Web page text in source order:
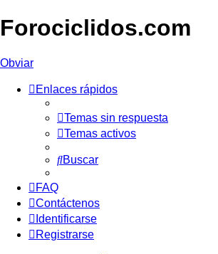
Forociclidos.com
Obviar
Enlaces rápidos
Temas sin respuesta
Temas activos
Buscar
FAQ
Contáctenos
Identificarse
Registrarse